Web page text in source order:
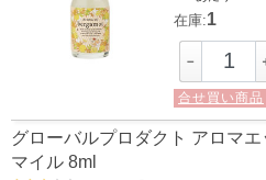
在庫:1
－
合せ買い商品
グローバルプロダクト アロマ
マイル 8ml